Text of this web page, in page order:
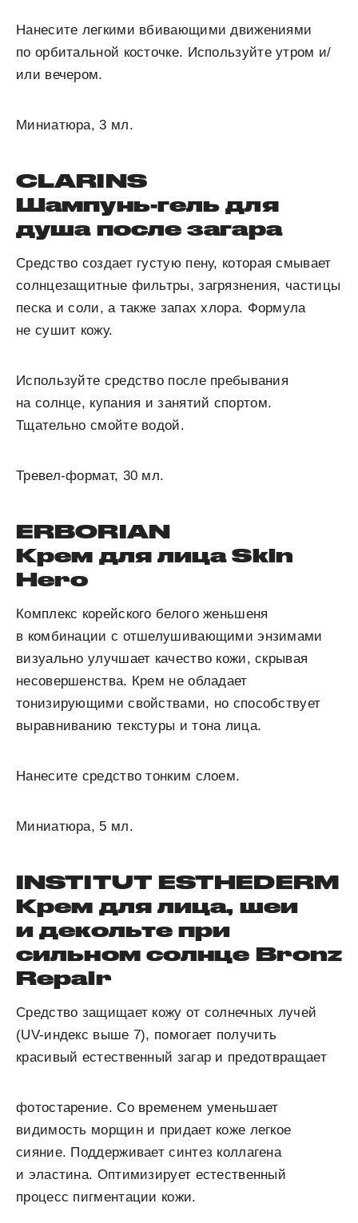
Нанесите легкими вбивающими движениями
по орбитальной косточке. Используйте утром и/
или вечером.
Миниатюра, 3 мл.
CLARINS
Шампунь-гель для
душа после загара
Средство создает густую пену, которая смывает
солнцезащитные фильтры, загрязнения, частицы
песка и соли, а также запах хлора. Формула
не сушит кожу.
Используйте средство после пребывания
на солнце, купания и занятий спортом.
Тщательно смойте водой.
Тревел-формат, 30 мл.
ERBORIAN
Крем для лица Skin
Hero
Комплекс корейского белого женьшеня
в комбинации с отшелушивающими энзимами
визуально улучшает качество кожи, скрывая
несовершенства. Крем не обладает
тонизирующими свойствами, но способствует
выравниванию текстуры и тона лица.
Нанесите средство тонким слоем.
Миниатюра, 5 мл.
INSTITUT ESTHEDERM
Крем для лица, шеи
и декольте при
сильном солнце Bronz
Repair
Средство защищает кожу от солнечных лучей
(UV-индекс выше 7), помогает получить
красивый естественный загар и предотвращает
фотостарение. Со временем уменьшает
видимость морщин и придает коже легкое
сияние. Поддерживает синтез коллагена
и эластина. Оптимизирует естественный
процесс пигментации кожи.